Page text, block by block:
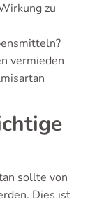
zu
vermieden
sollte von
Dies ist